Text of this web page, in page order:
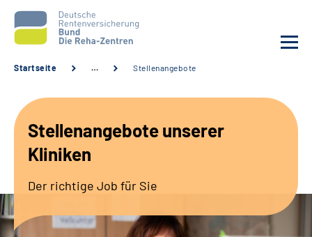
Unsere Kliniken
Startseite … Stellenangebote
Stellenangebote unserer
Kliniken
Der richtige Job für Sie